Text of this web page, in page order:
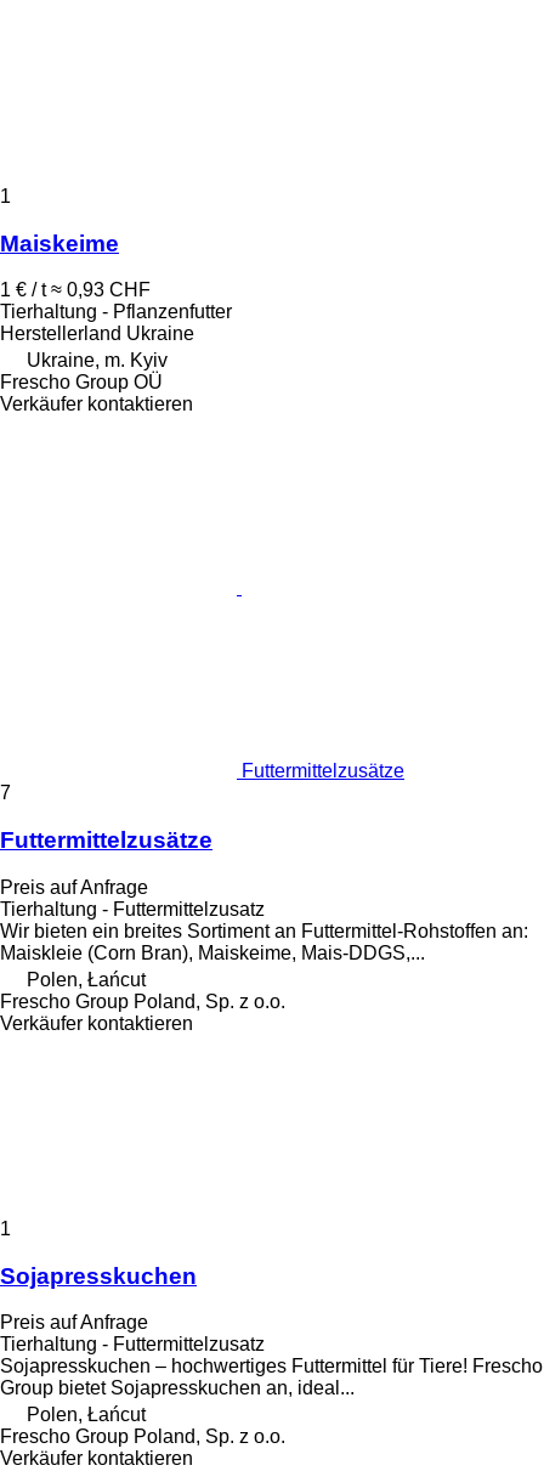
1
Maiskeime
1 € / t ≈ 0,93 CHF
Tierhaltung - Pflanzenfutter
Herstellerland Ukraine
Ukraine, m. Kyiv
Frescho Group OÜ
Verkäufer kontaktieren
Futtermittelzusätze
7
Futtermittelzusätze
Preis auf Anfrage
Tierhaltung - Futtermittelzusatz
Wir bieten ein breites Sortiment an Futtermittel-Rohstoffen an:
Maiskleie (Corn Bran), Maiskeime, Mais-DDGS,...
Polen, Łańcut
Frescho Group Poland, Sp. z o.o.
Verkäufer kontaktieren
1
Sojapresskuchen
Preis auf Anfrage
Tierhaltung - Futtermittelzusatz
Sojapresskuchen – hochwertiges Futtermittel für Tiere! Frescho
Group bietet Sojapresskuchen an, ideal...
Polen, Łańcut
Frescho Group Poland, Sp. z o.o.
Verkäufer kontaktieren